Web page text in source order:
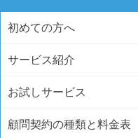
初めての方へ
サービス紹介
お試しサービス
顧問契約の種類と料金表